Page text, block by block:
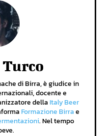
di Birra, è giudice in
docente e
della Italy Beer
Formazione Birrae
. Nel tempo